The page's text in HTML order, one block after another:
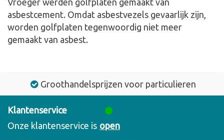
Vroeger werden golfplaten gemaakt van
asbestcement. Omdat asbestvezels gevaarlijk zijn,
worden golfplaten tegenwoordig niet meer
gemaakt van asbest.
Groothandelsprijzen voor particulieren
Klantenservice
Onze klantenservice is open